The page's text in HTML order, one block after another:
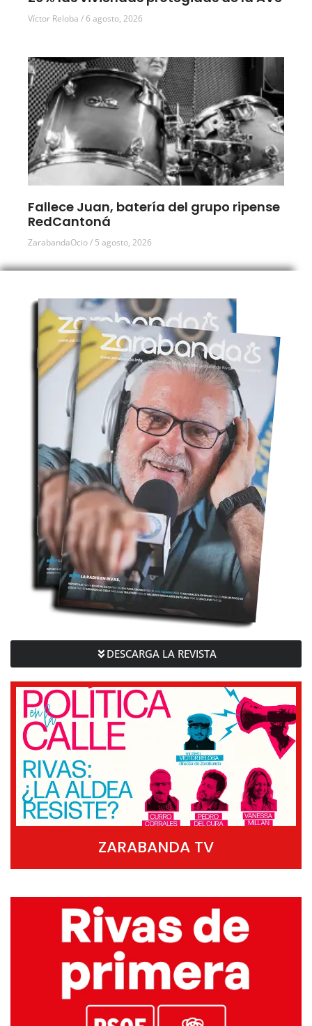
Víctor Reloba 6 agosto, 2026
Fallece Juan, batería del grupo ripense
RedCantoná
ZarabandaOcio 5 agosto, 2026
DESCARGA LA REVISTA
ZARABANDA TV